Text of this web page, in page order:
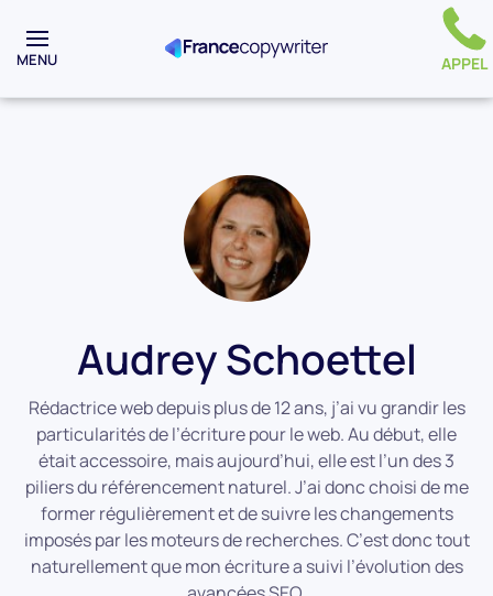
MENU APPEL
Audrey Schoettel
Rédactrice web depuis plus de 12 ans, j’ai vu grandir les
particularités de l’écriture pour le web. Au début, elle
était accessoire, mais aujourd’hui, elle est l’un des 3
piliers du référencement naturel. J’ai donc choisi de me
former régulièrement et de suivre les changements
imposés par les moteurs de recherches. C’est donc tout
naturellement que mon écriture a suivi l’évolution des